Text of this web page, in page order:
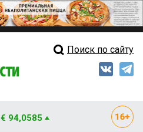
Свежий выпускПоиск по сайту
€ 94,0585